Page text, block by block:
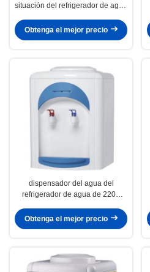
situación del refrigerador de agua
agua
Obtenga el mejor precio
dispensador del agua del
refrigerador de agua de 220V
compresor de R134a
Obtenga el mejor precio